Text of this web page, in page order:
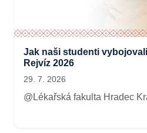
Jak naši studenti
Rejvíz 2026
29. 7. 2026
@Lékařská fakulta Hradec